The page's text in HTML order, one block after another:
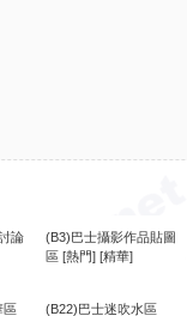
論
(B3)巴士攝影作品貼圖
區 [熱門] [精華]
區 (B22)巴士迷吹水區